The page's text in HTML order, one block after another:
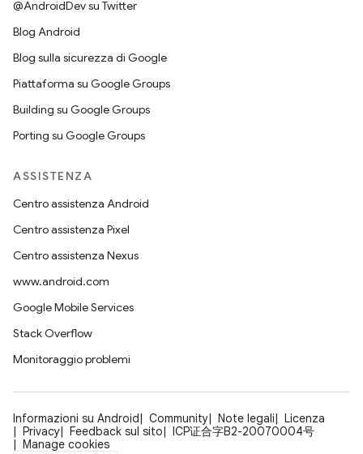
@AndroidDev su Twitter
Blog Android
Blog sulla sicurezza di Google
Piattaforma su Google Groups
Building su Google Groups
Porting su Google Groups
ASSISTENZA
Centro assistenza Android
Centro assistenza Pixel
Centro assistenza Nexus
www.android.com
Google Mobile Services
Stack Overflow
Monitoraggio problemi
Informazioni su Android Community Note legali
Licenza
Privacy
Feedback sul sito
ICP证合字B2-20070004号
Manage cookies